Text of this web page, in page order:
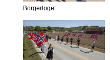
Borgertoget